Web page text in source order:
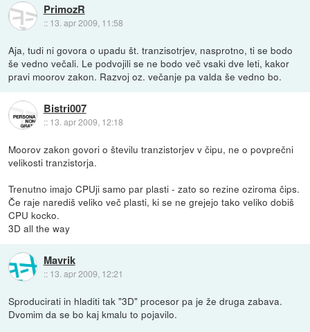
PrimozR
:: 13. apr 2009, 11:58
Aja, tudi ni govora o upadu št. tranzisotrjev, nasprotno, ti se bodo
še vedno večali. Le podvojili se ne bodo več vsaki dve leti, kakor
pravi moorov zakon. Razvoj oz. večanje pa valda še vedno bo.
Bistri007
:: 13. apr 2009, 12:18
Moorov zakon govori o številu tranzistorjev v čipu, ne o povprečni
velikosti tranzistorja.
Trenutno imajo CPUji samo par plasti - zato so rezine oziroma čips.
Če raje narediš veliko več plasti, ki se ne grejejo tako veliko dobiš
CPU kocko.
3D all the way
Mavrik
:: 13. apr 2009, 12:21
Sproducirati in hladiti tak "3D" procesor pa je že druga zabava.
Dvomim da se bo kaj kmalu to pojavilo.